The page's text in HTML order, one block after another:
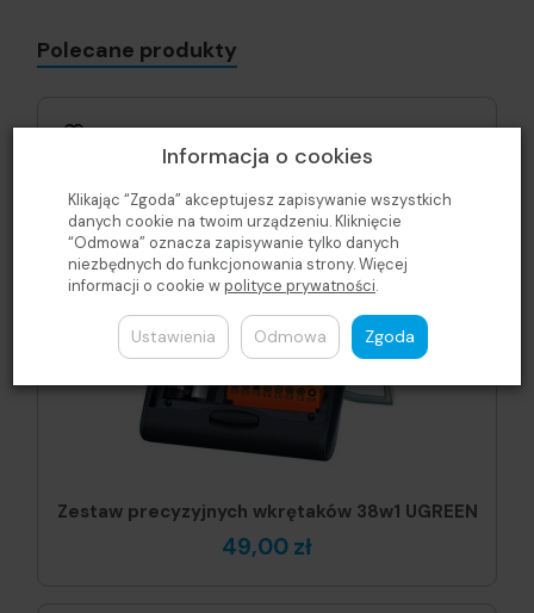
Polecane produkty
Zestaw precyzyjnych wkrętaków 38w1 UGREEN
49,00 zł
Informacja o cookies
Klikając “Zgoda” akceptujesz zapisywanie wszystkich
danych cookie na twoim urządzeniu. Kliknięcie
“Odmowa” oznacza zapisywanie tylko danych
niezbędnych do funkcjonowania strony. Więcej
informacji o cookie wpolityce prywatności.
Ustawienia Odmowa Zgoda